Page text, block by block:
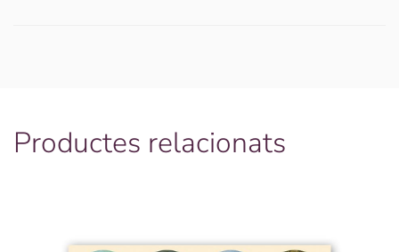
Productes relacionats